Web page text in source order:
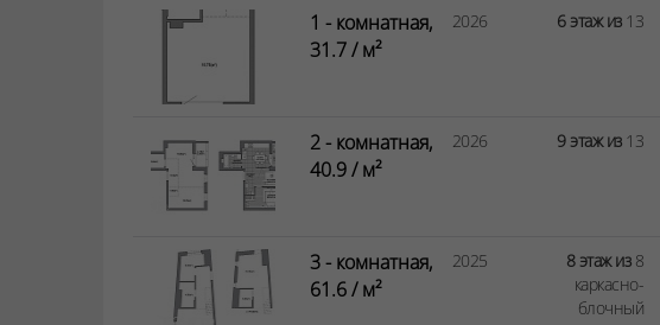
1 - комнатная,
31.7 / м²
2026 6 этаж из13
2 - комнатная,
40.9 / м²
2026 9 этаж из13
3 - комнатная,
61.6 / м²
2025 8 этаж из8
каркасно-
блочный